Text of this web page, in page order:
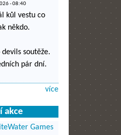
- 08:40
kůl vestu co
někdo.
soutěže.
pár dní.
více
akce
Games